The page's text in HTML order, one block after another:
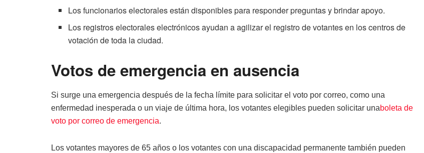
Los funcionarios electorales están disponibles para responder preguntas y brindar apoyo.
Los registros electorales electrónicos ayudan a agilizar el registro de votantes en los centros de
votación de toda la ciudad.
Votos de emergencia en ausencia
Si surge una emergencia después de la fecha límite para solicitar el voto por correo, como una
enfermedad inesperada o un viaje de última hora, los votantes elegibles pueden solicitar unaboleta de
voto por correo de emergencia.
Los votantes mayores de 65 años o los votantes con una discapacidad permanente también pueden